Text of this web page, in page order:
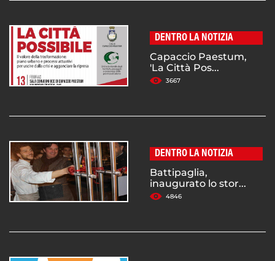
DENTRO LA NOTIZIA
Capaccio Paestum,
'La Città Pos...
3667
DENTRO LA NOTIZIA
Battipaglia,
inaugurato lo stor...
4846